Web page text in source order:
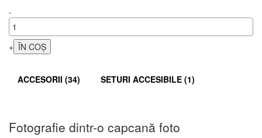
-
+
ACCESORII (34) SETURI ACCESIBILE (1)
Fotografie dintr-o capcană foto